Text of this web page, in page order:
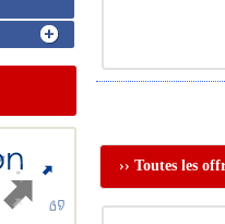
›› Toutes les